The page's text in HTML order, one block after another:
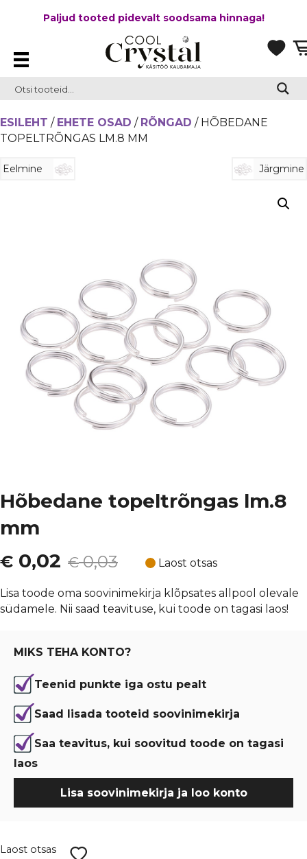
Paljud tooted pidevalt soodsama hinnaga!
ESILEHT / EHETE OSAD / RÕNGAD / HÕBEDANE
TOPELTRÕNGAS LM.8 MM
Eelmine Järgmine
Hõbedane topeltrõngas lm.8
mm
€0,03
Algne
hind
oli:
€ 0,03.
€ 0,02
Current
price
is:
€ 0,02.
Laost otsas
Lisa toode oma soovinimekirja klõpsates allpool olevale
südamele. Nii saad teavituse, kui toode on tagasi laos!
MIKS TEHA KONTO?
Teenid punkte iga ostu pealt
Saad lisada tooteid soovinimekirja
Saa teavitus, kui soovitud toode on tagasi
laos
Lisa soovinimekirja ja loo konto
Laost otsas